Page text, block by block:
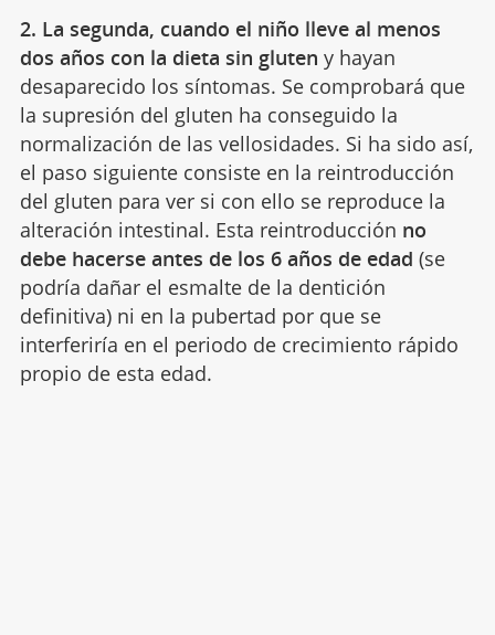
2. La segunda, cuando el niño lleve al menos
dos años con la dieta sin gluten y hayan
desaparecido los síntomas. Se comprobará que
la supresión del gluten ha conseguido la
normalización de las vellosidades. Si ha sido así,
el paso siguiente consiste en la reintroducción
del gluten para ver si con ello se reproduce la
alteración intestinal. Esta reintroducción no
debe hacerse antes de los 6 años de edad (se
podría dañar el esmalte de la dentición
definitiva) ni en la pubertad por que se
interferiría en el periodo de crecimiento rápido
propio de esta edad.